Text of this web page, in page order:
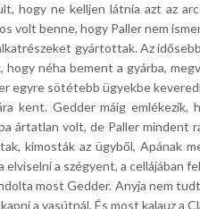
hogy ne kelljen látnia azt az
volt benne, hogy Paller nem
gyártottak. Az
hogy néha bement a gyárba,
egyre sötétebb ügyekbe
kent. Gedder máig
ártatlan volt, de Paller
kimosták az ügyből,
a szégyent, a cellájában
most Gedder. Anyja nem
a vasútnál. És most kalauz a